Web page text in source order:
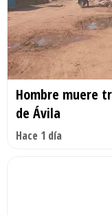
Hombre muere
de Ávila
Hace 1 día